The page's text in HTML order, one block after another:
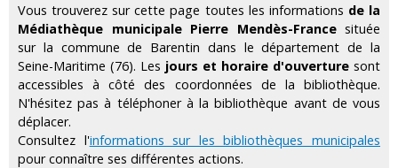
Vous trouverez sur cette page toutes les informations de la
Médiathèque municipale Pierre Mendès-Francesituée
sur la commune de Barentin dans le département de la
Seine-Maritime (76). Les jours et horaire d'ouverture sont
accessibles à côté des coordonnées de la bibliothèque.
N'hésitez pas à téléphoner à la bibliothèque avant de vous
déplacer.
Consultez l'informations sur les bibliothèques municipales
pour connaître ses différentes actions.